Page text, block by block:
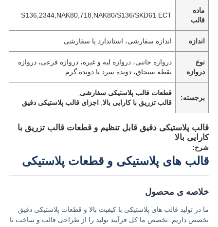
دربارهی ما
کارخانه تور
کنترل کیفیت
اخبار
قطعات قطعات ماشین
ماده
قالب
S136,2344,NAK80,718,NAK80/S136/SKD61 ECT
اندازه اندازه سفارشی، استاندارد یا سفارشی
نوع
دروازه
دروازه جانبی، دروازه لبه و غیره، دروازه فرعی، دروازه
نقطه سنجاق، دونده سرد یا دونده گرم
برجسته:
قطعات قالب پلاستیکی سفارشی
قالب تزریق با کارایی بالا ,اجزای قالب پلاستیکی دقیق
قالب پلاستیکی دقیق قابل تنظیم و قطعات قالب تزریق با
کارایی بالا
شرح:
قالب های پلاستیکی و قطعات پلاستیکی
خلاصه ی محصول
ما در تولید قالب های پلاستیکی با کیفیت بالا و قطعات پلاستیکی دقیق
تخصص داریم. تخصص ما کل فرآیند تولید را از طراحی قالب و ساخت تا